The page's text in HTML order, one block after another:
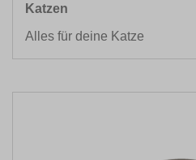
Katzen
Alles für deine Katze